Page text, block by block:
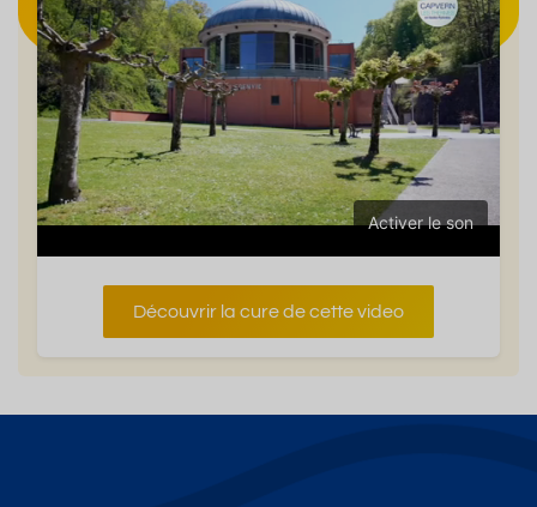
Activer le son
Découvrir la cure de cette video